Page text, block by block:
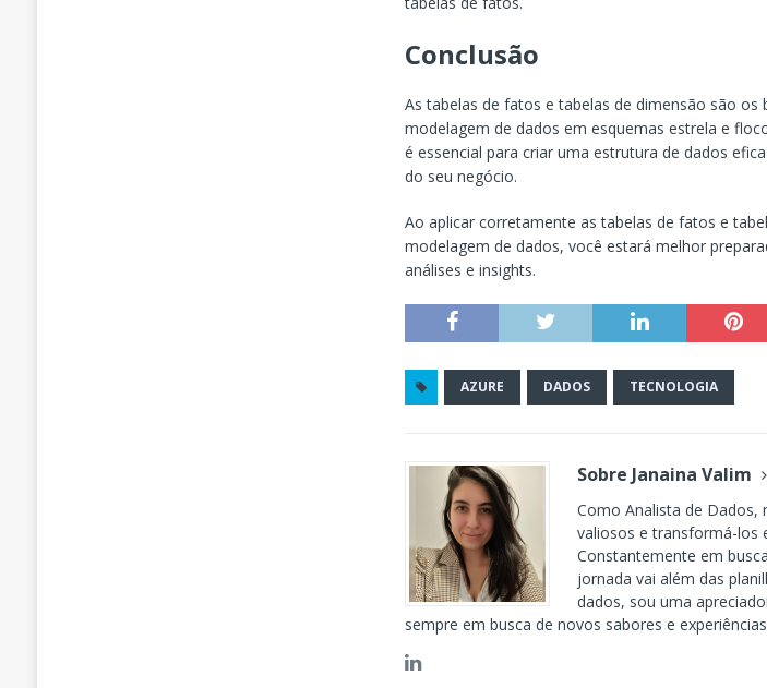
Conclusão
As tabelas de fatos e tabelas de dimensão são
modelagem de dados em esquemas estrela e
é essencial para criar uma estrutura de dados
do seu negócio.
Ao aplicar corretamente as tabelas de fatos e
modelagem de dados, você estará melhor
análises e insights.
AZURE DADOS TECNOLOGIA
Sobre Janaina Valim
Como Analista de Dados,
valiosos e transformá-los
Constantemente em
jornada vai além das
dados, sou uma
sempre em busca de novos sabores e